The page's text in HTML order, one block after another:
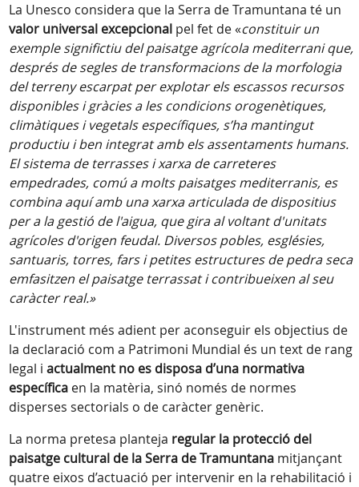
La Unesco considera que la Serra de Tramuntana té un
valor universal excepcional pel fet de «constituir un
exemple significtiu del paisatge agrícola mediterrani que,
després de segles de transformacions de la morfologia
del terreny escarpat per explotar els escassos recursos
disponibles i gràcies a les condicions orogenètiques,
climàtiques i vegetals específiques, s’ha mantingut
productiu i ben integrat amb els assentaments humans.
El sistema de terrasses i xarxa de carreteres
empedrades, comú a molts paisatges mediterranis, es
combina aquí amb una xarxa articulada de dispositius
per a la gestió de l'aigua, que gira al voltant d'unitats
agrícoles d'origen feudal. Diversos pobles, esglésies,
santuaris, torres, fars i petites estructures de pedra seca
emfasitzen el paisatge terrassat i contribueixen al seu
caràcter real.»
L'instrument més adient per aconseguir els objectius de
la declaració com a Patrimoni Mundial és un text de rang
legal i actualment no es disposa d’una normativa
específica en la matèria, sinó només de normes
disperses sectorials o de caràcter genèric.
La norma pretesa planteja regular la protecció del
paisatge cultural de la Serra de Tramuntana mitjançant
quatre eixos d’actuació per intervenir en la rehabilitació i